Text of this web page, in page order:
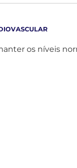
os níveis